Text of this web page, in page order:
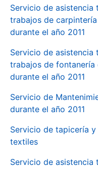
Servicio de asistencia
trabajos de
durante el año 2011
Servicio de asistencia
trabajos de fontanería
durante el año 2011
Servicio de
durante el año 2011
Servicio de tapicería
textiles
Servicio de asistencia